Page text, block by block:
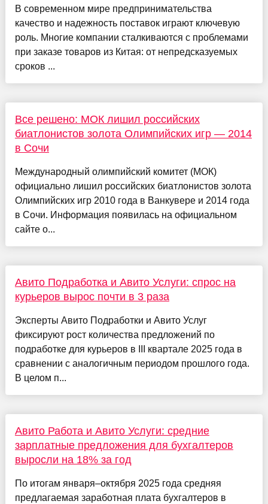
В современном мире предпринимательства
качество и надежность поставок играют ключевую
роль. Многие компании сталкиваются с проблемами
при заказе товаров из Китая: от непредсказуемых
сроков ...
Все решено: МОК лишил российских
биатлонистов золота Олимпийских игр — 2014
в Сочи
Международный олимпийский комитет (МОК)
официально лишил российских биатлонистов золота
Олимпийских игр 2010 года в Ванкувере и 2014 года
в Сочи. Информация появилась на официальном
сайте о...
Авито Подработка и Авито Услуги: спрос на
курьеров вырос почти в 3 раза
Эксперты Авито Подработки и Авито Услуг
фиксируют рост количества предложений по
подработке для курьеров в III квартале 2025 года в
сравнении с аналогичным периодом прошлого года.
В целом п...
Авито Работа и Авито Услуги: средние
зарплатные предложения для бухгалтеров
выросли на 18% за год
По итогам января–октября 2025 года средняя
предлагаемая заработная плата бухгалтеров в